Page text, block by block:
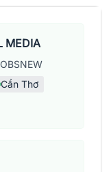
MEDIA
Cần Thơ